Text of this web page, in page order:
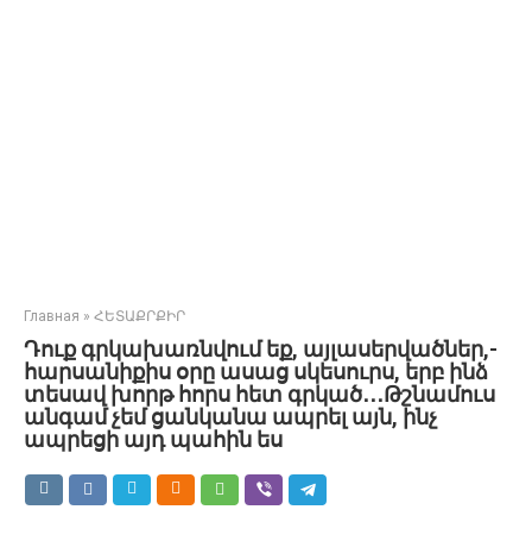
Главная » ՀԵՏԱՔՐՔԻՐ
Դուք գրկախառնվում եք, այլասերվածներ,-
հարսանիքիս օրը ասաց սկեսուրս, երբ ինձ
տեսավ խորթ հորս հետ գրկած․․․Թշնամուս
անգամ չեմ ցանկանա ապրել այն, ինչ
ապրեցի այդ պահին ես